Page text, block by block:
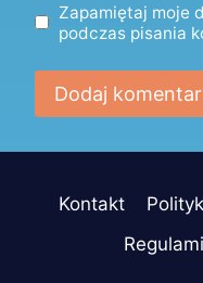
Zapamiętaj moje
podczas pisania
Kontakt